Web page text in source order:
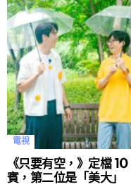
電視
《只要有空，》定檔
賓，第二位是「美大」